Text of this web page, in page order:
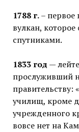
1788 г.– первое
вулкан,
спутниками.
1833 год —
прослуживший
правительству:
училищ, кроме
учрежденного
вовсе нет на